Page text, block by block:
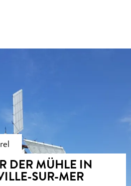
DER MÜHLE IN
SUR-MER